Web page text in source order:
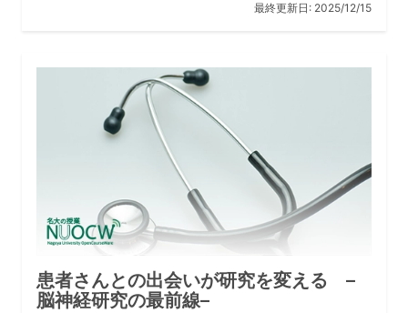
最終更新日: 2025/12/15
患者さんとの出会いが研究を変える –
脳神経研究の最前線–